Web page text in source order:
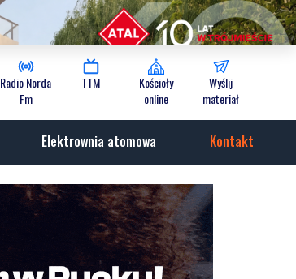
Radio Norda
Fm
TTM
Kościoły
online
Wyślij
materiał
Elektrownia atomowa Kontakt